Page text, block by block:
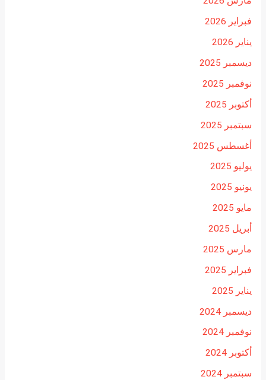
فبراير 2026
يناير 2026
ديسمبر 2025
نوفمبر 2025
أكتوبر 2025
سبتمبر 2025
أغسطس 2025
يوليو 2025
يونيو 2025
مايو 2025
أبريل 2025
مارس 2025
فبراير 2025
يناير 2025
ديسمبر 2024
نوفمبر 2024
أكتوبر 2024
سبتمبر 2024